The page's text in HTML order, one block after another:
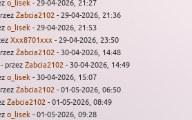
Żabcia2102 - 29-04-2026, 21:36
o_lisek - 29-04-2026, 21:53
Xxx8701xxx - 29-04-2026, 23:50
Żabcia2102 - 30-04-2026, 14:48
- przezŻabcia2102 - 30-04-2026, 14:49
o_lisek - 30-04-2026, 15:07
Żabcia2102 - 01-05-2026, 06:50
Żabcia2102 - 01-05-2026, 08:49
o_lisek - 01-05-2026, 09:28